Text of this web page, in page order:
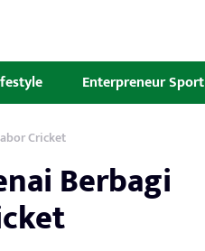
Enterpreneur Sport
Cricket
Berbagi